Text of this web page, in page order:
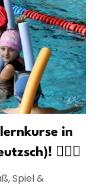
in
🏊‍♀️💦
Spiel &